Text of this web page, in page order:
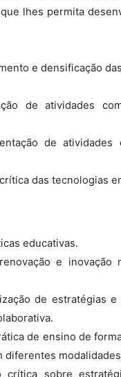
lhes permita
e densificação
de atividades
de
das tecnologias
educativas.
e inovação
de estratégias
de ensino de
diferentes
crítica sobre